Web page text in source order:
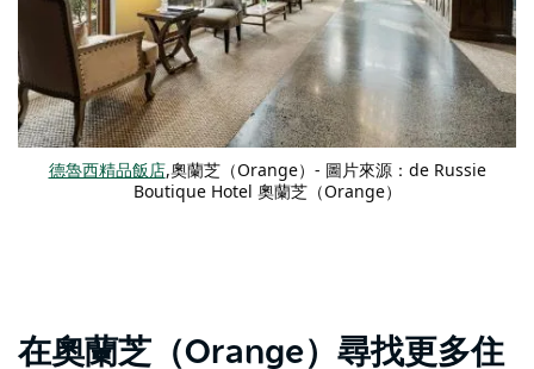
德魯西精品飯店,奧蘭芝（Orange）- 圖片來源：de Russie
Boutique Hotel 奧蘭芝（Orange）
在奧蘭芝（Orange）尋找更多住